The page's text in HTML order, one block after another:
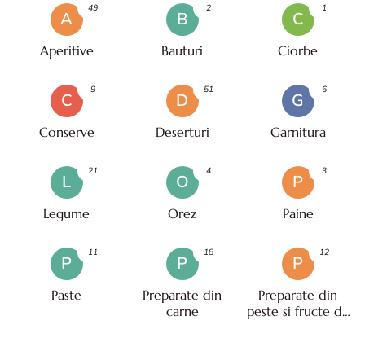
A
Aperitive
49
B
Bauturi
2
C
Ciorbe
1
C
Conserve
9
D
Deserturi
51
G
Garnitura
6
L
Legume
21
O
Orez
4
P
Paine
3
P
Paste
11
P
Preparate din
carne
18
P
Preparate din
peste si fructe de
12